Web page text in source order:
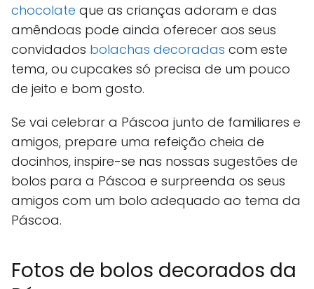
chocolate que as crianças adoram e das
amêndoas pode ainda oferecer aos seus
convidados bolachas decoradas com este
tema, ou cupcakes só precisa de um pouco
de jeito e bom gosto.
Se vai celebrar a Páscoa junto de familiares e
amigos, prepare uma refeição cheia de
docinhos, inspire-se nas nossas sugestões de
bolos para a Páscoa e surpreenda os seus
amigos com um bolo adequado ao tema da
Páscoa.
Fotos de bolos decorados da